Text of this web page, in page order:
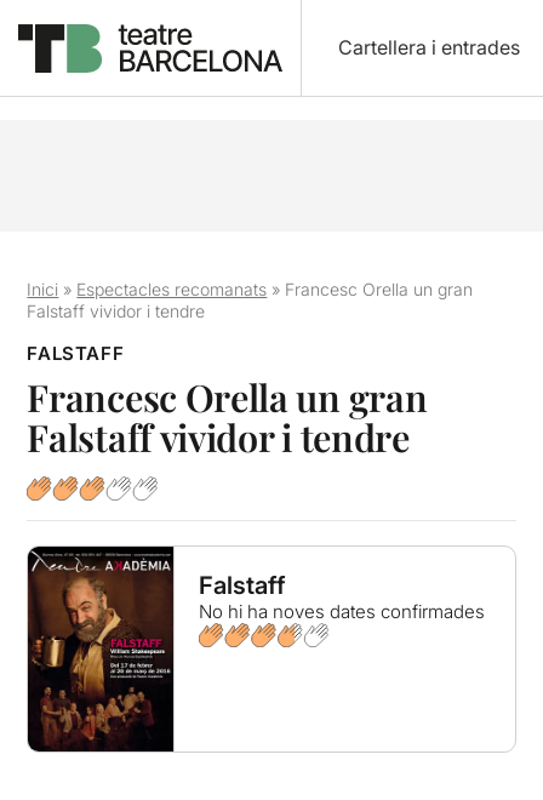
Cartellera i entrades
Inici » Espectacles recomanats » Francesc Orella un gran
Falstaff vividor i tendre
FALSTAFF
Francesc Orella un gran
Falstaff vividor i tendre
Falstaff
No hi ha noves dates confirmades